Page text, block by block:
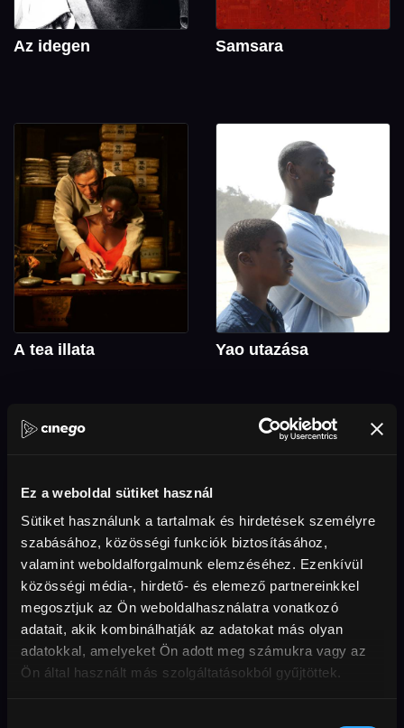
Ez a weboldal sütiket használ
Sütiket használunk a tartalmak és hirdetések személyre
szabásához, közösségi funkciók biztosításához,
valamint weboldalforgalmunk elemzéséhez. Ezenkívül
közösségi média-, hirdető- és elemező partnereinkkel
megosztjuk az Ön weboldalhasználatra vonatkozó
adatait, akik kombinálhatják az adatokat más olyan
adatokkal, amelyeket Ön adott meg számukra vagy az
Ön által használt más szolgáltatásokból gyűjtöttek.
Az idegen Samsara
A tea illata Yao utazása
Válogatott filmek
Dél-koreai filmek
A Nincs más választás
KÉKKÖR
Találkozások olyanokkal, akik
az Országos Kéktúra mentén